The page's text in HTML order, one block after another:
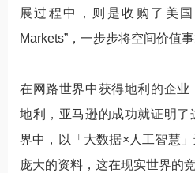
展过程中，则是收购了美国
Markets”，一步步将空间价值事
在网路世界中获得地利的企业
地利，亚马逊的成功就证明
界中，以「大数据×人工智慧
庞大的资料，这在现实世界的